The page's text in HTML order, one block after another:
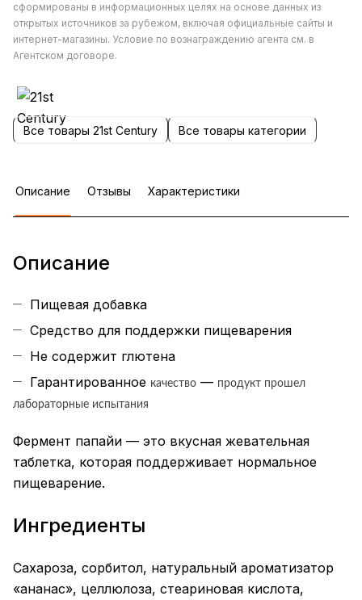
сформированы в информационных целях на основе данных из
открытых источников за рубежом, включая официальные сайты и
интернет-магазины. Условие по вознаграждению агента см. в
Агентском договоре.
Все товары 21st Century Все товары категории
Описание Отзывы Характеристики
Описание
Пищевая добавка
Средство для поддержки пищеварения
Не содержит глютена
Гарантированное качество — продукт прошел
лабораторные испытания
Фермент папайи — это вкусная жевательная
таблетка, которая поддерживает нормальное
пищеварение.
Ингредиенты
Сахароза, сорбитол, натуральный ароматизатор
«ананас», целлюлоза, стеариновая кислота,